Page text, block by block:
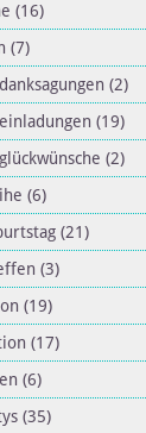
(16)
(7)
(2)
(19)
(2)
(6)
(21)
(3)
(19)
(17)
(6)
(35)